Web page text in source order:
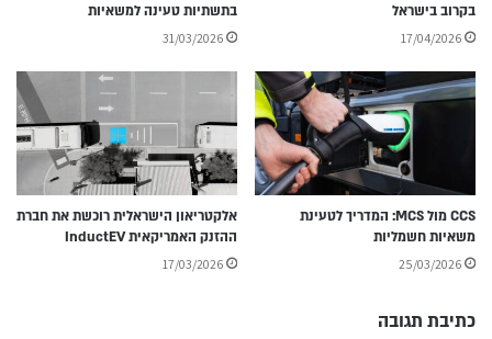
בקרוב בישראל
17/04/2026
בתשתיות טעינה למשאיות
31/03/2026
CCS מול MCS: המדריך לטעינת
משאיות חשמליות
25/03/2026
אלקטריאון הישראלית רוכשת את חברת
ההזנק האמריקאית InductEV
17/03/2026
כתיבת תגובה